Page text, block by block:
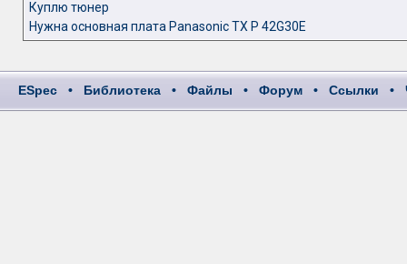
Куплю тюнер
Нужна основная плата Panasonic TX P 42G30E
ESpec • Библиотека • Файлы • Форум • Ссылки •